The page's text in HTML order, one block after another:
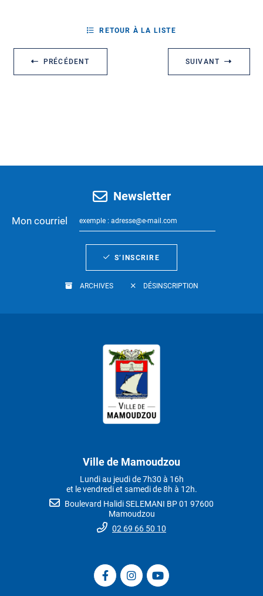
PRÉCÉDENT
RETOUR À LA LISTE
SUIVANT
Newsletter
Mon courriel
S’INSCRIRE
ARCHIVES DÉSINSCRIPTION
Ville de Mamoudzou
Lundi au jeudi de 7h30 à 16h
et le vendredi et samedi de 8h à 12h.
Boulevard Halidi SELEMANI BP 01 97600
Mamoudzou
02 69 66 50 10